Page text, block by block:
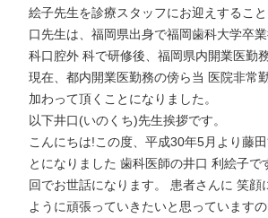
絵子先生を診療スタッフにお迎えするこ
口先生は、福岡県出身で福岡歯科大学卒
科口腔外 科で研修後、福岡県内開業医勤
現在、都内開業医勤務の傍ら当 医院非常
加わって頂くことになりました。
以下井口(いのくち)先生挨拶です。
こんにちは!この度、平成30年5月より藤
とになりました 歯科医師の井口 利絵子で
回でお世話になります。 患者さんに 笑顔
ように頑張っていきたいと思っています